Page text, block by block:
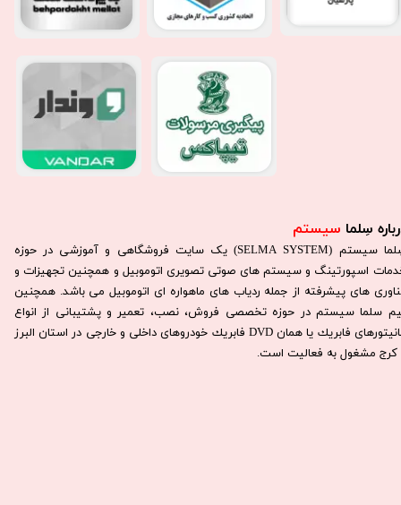
سِلما سیستم​​​​​​​
سِلما سيستم (SELMA SYSTEM) یک سایت فروشگاهی و آموزشی در حوزه
اسپورتینگ و سیستم های صوتی تصویری اتوموبیل و همچنین تجهیزات و
های پیشرفته از جمله ردیاب های ماهواره ای اتوموبیل می باشد. همچنين
سلما سيستم در حوزه تخصصی فروش، نصب، تعمير و پشتيبانی از انواع
مانيتورهای فابريك يا همان DVD فابريك خودروهای داخلی و خارجی در استان البرز
كرج مشغول به فعاليت است.​​​​​​​